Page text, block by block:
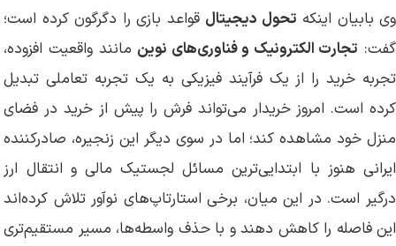
وی بابیان اینکه تحول دیجیتال قواعد بازی را دگرگون کرده است؛
گفت: تجارت الکترونیک و فناوری‌های نوین مانند واقعیت افزوده،
تجربه خرید را از یک فرآیند فیزیکی به یک تجربه تعاملی تبدیل
کرده‌ است. امروز خریدار می‌تواند فرش را پیش از خرید در فضای
منزل خود مشاهده کند؛ اما در سوی دیگر این زنجیره، صادرکننده
ایرانی هنوز با ابتدایی‌ترین مسائل لجستیک مالی و انتقال ارز
درگیر است. در این میان، برخی استارتاپ‌های نوآور تلاش کرده‌اند
این فاصله را کاهش دهند و با حذف واسطه‌ها، مسیر مستقیم‌تری